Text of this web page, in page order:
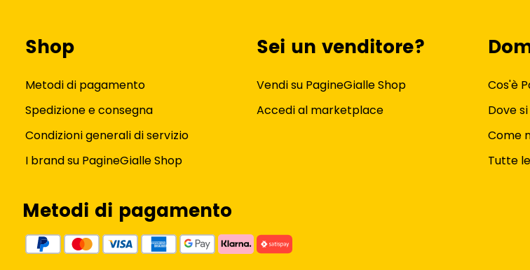
Shop
Metodi di pagamento
Spedizione e consegna
Condizioni generali di servizio
I brand su PagineGialle Shop
Sei un venditore?
Vendi su PagineGialle Shop
Accedi al marketplace
Cos'è
Dove
Come
Tutte
Metodi di pagamento